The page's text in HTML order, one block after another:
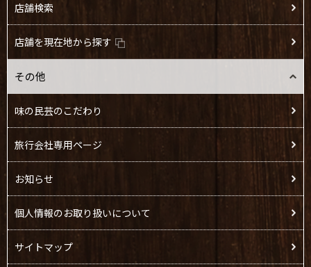
店舗検索
店舗を現在地から探す
その他
味の民芸のこだわり
旅行会社専用ページ
お知らせ
個人情報のお取り扱いについて
サイトマップ